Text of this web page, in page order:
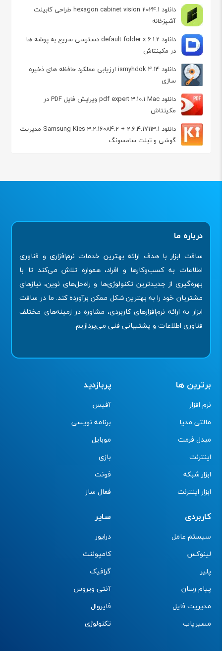
دانلود hexagon cabinet vision 2024.1 طراحی کابینت
آشپزخانه
دانلود default folder x 6.1.2 دسترسی سریع به پوشه ها
در مکینتاش
دانلود ismyhdok 4.14 ارزیابی عملکرد حافظه‌ های ذخیره‌
سازی
دانلود pdf expert 3.10.1 Mac ویرایش فایل PDF در
مکینتاش
دانلود Samsung Kies 3.2.16084.2 + 2.6.4.17113.1 مدیریت
گوشی و تبلت سامسونگ
درباره ما
سافت ابزار با هدف ارائه بهترین خدمات نرم‌افزاری و فناوری
اطلاعات به کسب‌وکارها و افراد، همواره تلاش می‌کند تا با
بهره‌گیری از جدیدترین تکنولوژی‌ها و راه‌حل‌های نوین، نیازهای
مشتریان خود را به بهترین شکل ممکن برآورده کند. ما در سافت
ابزار به ارائه نرم‌افزارهای کاربردی، مشاوره در زمینه‌های مختلف
فناوری اطلاعات و پشتیبانی فنی می‌پردازیم.
برترین ها
نرم افزار
مالتی مدیا
مبدل فرمت
اینترنت
ابزار شبکه
ابزار اینترنت
پربازدید
آفیس
برنامه نویسی
موبایل
بازی
فونت
فعال ساز
کاربردی
سیستم عامل
لینوکس
پلیر
پیام رسان
مدیریت فایل
مسیریاب
سایر
درایور
کامپوننت
گرافیک
آنتی ویروس
فایروال
تکنولوژی